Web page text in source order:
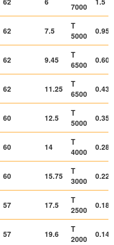
7000
62 7.5
T
5000
0.958
62 9.45
T
6500
0.603
62 11.25
T
6500
0.438
60 12.5
T
5000
0.354
60 14
T
4000
0.283
60 15.75
T
3000
0.224
57 17.5
T
2500
0.183
57 19.6
T
2000
0.146